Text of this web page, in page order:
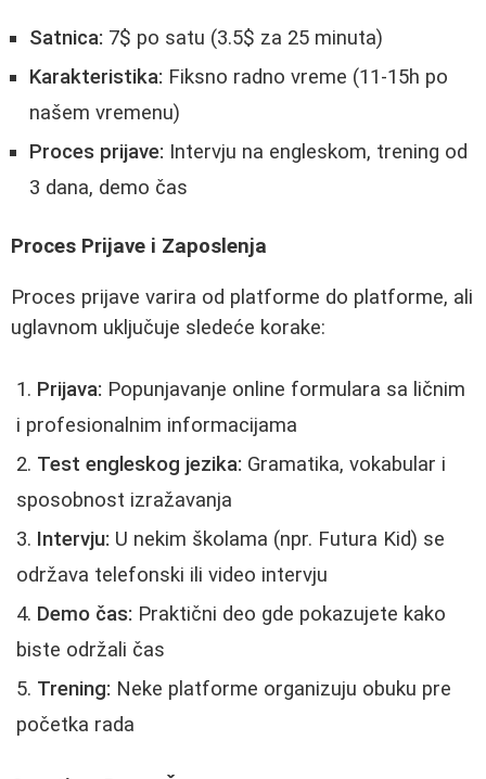
Satnica: 7$ po satu (3.5$ za 25 minuta)
Karakteristika: Fiksno radno vreme (11-15h po
našem vremenu)
Proces prijave: Intervju na engleskom, trening od
3 dana, demo čas
Proces Prijave i Zaposlenja
Proces prijave varira od platforme do platforme, ali
uglavnom uključuje sledeće korake:
Prijava: Popunjavanje online formulara sa ličnim
i profesionalnim informacijama
Test engleskog jezika: Gramatika, vokabular i
sposobnost izražavanja
Intervju: U nekim školama (npr. Futura Kid) se
održava telefonski ili video intervju
Demo čas: Praktični deo gde pokazujete kako
biste održali čas
Trening: Neke platforme organizuju obuku pre
početka rada